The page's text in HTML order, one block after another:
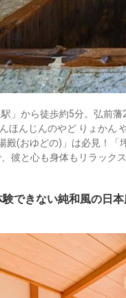
」から徒歩約5分。弘前
ほんじんのやど りょかん
殿(おゆどの)」は必見！
彼と心も身体もリラック
できない純和風の日